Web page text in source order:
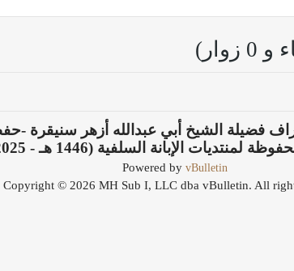
فضيلة الشيخ أبي عبدالله أزهر سنيقرة -
الإبانة السلفية (1446 هـ - 2025م).
Powered by vBulletin
Copyright © 2026 MH Sub I, LLC dba vBulletin. All